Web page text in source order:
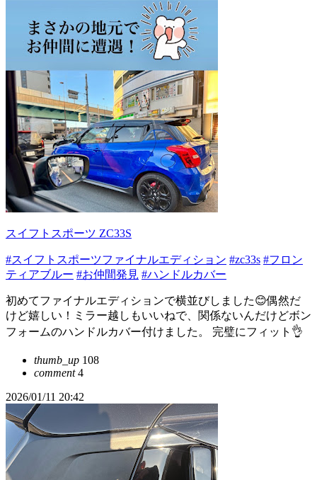
スイフトスポーツ ZC33S
#スイフトスポーツファイナルエディション #zc33s #フロン
ティアブルー #お仲間発見 #ハンドルカバー
初めてファイナルエディションで横並びしました😊偶然だ
けど嬉しい！ミラー越しもいいねで、関係ないんだけどボン
フォームのハンドルカバー付けました。 完璧にフィット👌
thumb_up 108
comment4
2026/01/11 20:42